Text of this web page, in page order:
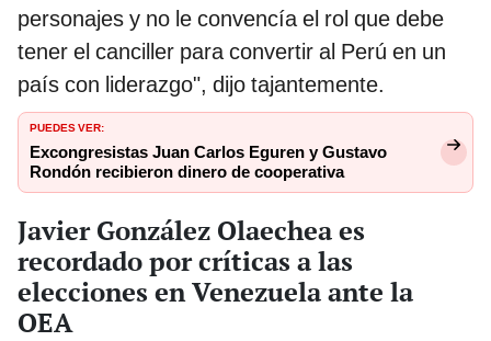
personajes y no le convencía el rol que debe
tener el canciller para convertir al Perú en un
país con liderazgo", dijo tajantemente.
PUEDES VER:
Excongresistas Juan Carlos Eguren y Gustavo
Rondón recibieron dinero de cooperativa
Javier González Olaechea es
recordado por críticas a las
elecciones en Venezuela ante la
OEA